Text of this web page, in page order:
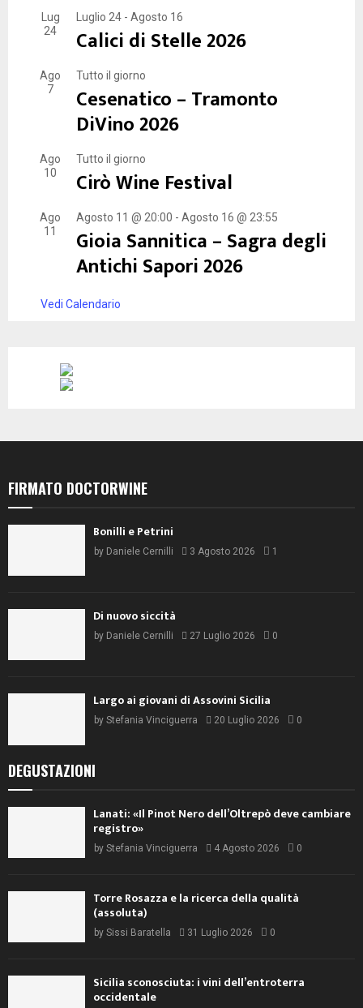
Lug
24
Luglio 24 - Agosto 16
Calici di Stelle 2026
Ago
7
Tutto il giorno
Cesenatico – Tramonto
DiVino 2026
Ago
10
Tutto il giorno
Cirò Wine Festival
Ago
11
Agosto 11 @ 20:00 - Agosto 16 @ 23:55
Gioia Sannitica – Sagra degli
Antichi Sapori 2026
Vedi Calendario
FIRMATO DOCTORWINE
Bonilli e Petrini
by Daniele Cernilli 3 Agosto 2026 1
Di nuovo siccità
by Daniele Cernilli 27 Luglio 2026 0
Largo ai giovani di Assovini Sicilia
by Stefania Vinciguerra 20 Luglio 2026 0
DEGUSTAZIONI
Lanati: «Il Pinot Nero dell’Oltrepò deve cambiare
registro»
by Stefania Vinciguerra 4 Agosto 2026 0
Torre Rosazza e la ricerca della qualità
(assoluta)
by Sissi Baratella 31 Luglio 2026 0
Sicilia sconosciuta: i vini dell’entroterra
occidentale